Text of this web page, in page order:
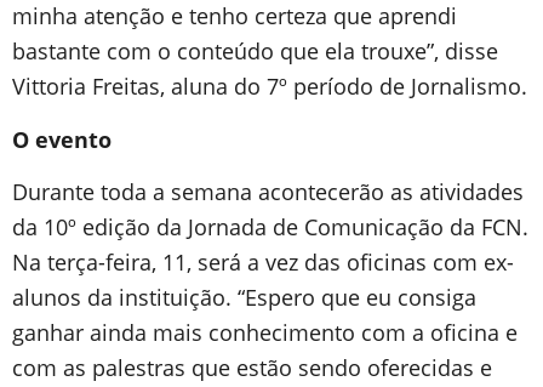
minha atenção e tenho certeza que aprendi
bastante com o conteúdo que ela trouxe”, disse
Vittoria Freitas, aluna do 7º período de Jornalismo.
O evento
Durante toda a semana acontecerão as atividades
da 10º edição da Jornada de Comunicação da FCN.
Na terça-feira, 11, será a vez das oficinas com ex-
alunos da instituição. “Espero que eu consiga
ganhar ainda mais conhecimento com a oficina e
com as palestras que estão sendo oferecidas e